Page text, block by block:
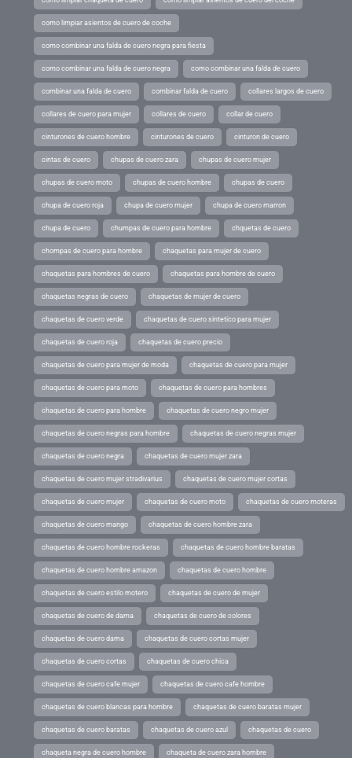
como limpiar asientos de cuero de coche
como combinar una falda de cuero negra para fiesta
como combinar una falda de cuero negra como combinar una falda de cuero
combinar una falda de cuero combinar falda de cuero collares largos de cuero
collares de cuero para mujer collares de cuero collar de cuero
cinturones de cuero hombre cinturones de cuero cinturon de cuero
cintas de cuero chupas de cuero zara chupas de cuero mujer
chupas de cuero moto chupas de cuero hombre chupas de cuero
chupa de cuero roja chupa de cuero mujer chupa de cuero marron
chupa de cuero chumpas de cuero para hombre chquetas de cuero
chompas de cuero para hombre chaquetas para mujer de cuero
chaquetas para hombres de cuero chaquetas para hombre de cuero
chaquetas negras de cuero chaquetas de mujer de cuero
chaquetas de cuero verde chaquetas de cuero sintetico para mujer
chaquetas de cuero roja chaquetas de cuero precio
chaquetas de cuero para mujer de moda chaquetas de cuero para mujer
chaquetas de cuero para moto chaquetas de cuero para hombres
chaquetas de cuero para hombre chaquetas de cuero negro mujer
chaquetas de cuero negras para hombre chaquetas de cuero negras mujer
chaquetas de cuero negra chaquetas de cuero mujer zara
chaquetas de cuero mujer stradivarius chaquetas de cuero mujer cortas
chaquetas de cuero mujer chaquetas de cuero moto chaquetas de cuero moteras
chaquetas de cuero mango chaquetas de cuero hombre zara
chaquetas de cuero hombre rockeras chaquetas de cuero hombre baratas
chaquetas de cuero hombre amazon chaquetas de cuero hombre
chaquetas de cuero estilo motero chaquetas de cuero de mujer
chaquetas de cuero de dama chaquetas de cuero de colores
chaquetas de cuero dama chaquetas de cuero cortas mujer
chaquetas de cuero cortas chaquetas de cuero chica
chaquetas de cuero cafe mujer chaquetas de cuero cafe hombre
chaquetas de cuero blancas para hombre chaquetas de cuero baratas mujer
chaquetas de cuero baratas chaquetas de cuero azul chaquetas de cuero
chaqueta negra de cuero hombre chaqueta de cuero zara hombre